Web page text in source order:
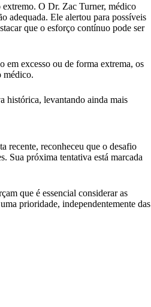
extremo. O Dr. Zac Turner, médico
adequada. Ele alertou para possíveis
que o esforço contínuo pode ser
em excesso ou de forma extrema, os
médico.
histórica, levantando ainda mais
recente, reconheceu que o desafio
Sua próxima tentativa está marcada
que é essencial considerar as
prioridade, independentemente das